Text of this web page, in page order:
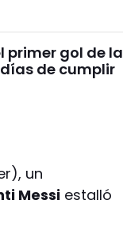
primer gol de la
de cumplir
un
Messi estalló